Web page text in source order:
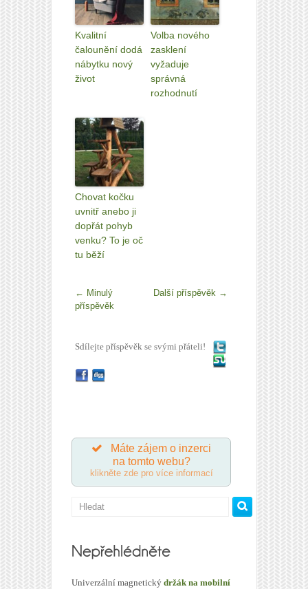
Kvalitní
čalounění dodá
nábytku nový
život
Volba nového
zasklení
vyžaduje
správná
rozhodnutí
Chovat kočku
uvnitř anebo ji
dopřát pohyb
venku? To je oč
tu běží
← Minulý
příspěvěk
Další příspěvěk →
Sdílejte příspěvěk se svými přáteli!
Máte zájem o inzerci
na tomto webu?
klikněte zde pro více informací
Univerzální magnetický držák na mobilní